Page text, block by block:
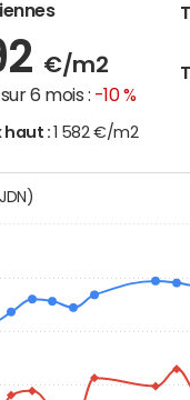
€/m2
6 mois : -10 %
haut : 1 582 €/m2
JDN)